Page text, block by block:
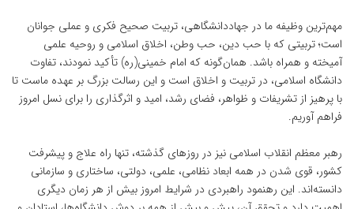
مهم‌ترین وظیفه ما در جهاددانشگاهی، تربیت صحیح فکری و عملی جوانان
است؛ تربیتی که با حب دین، حب وطن، اخلاق اسلامی و روحیه علمی
آمیخته و همراه باشد. همان‌گونه که امام خمینی(ره) تأکید نمودند، تفاوت
دانشگاه اسلامی، در تربیت و اخلاق است و این رسالت بزرگ بر عهده ماست تا
با پرهیز از تشریفات و ظواهر، فضای رشد، امید و اثرگذاری را برای نسل امروز
فراهم آوریم.
رهبر معظم انقلاب اسلامی نیز در روزهای گذشته، تنها راه علاج و پیشرفت
کشور، قوی شدن در همه ابعاد نظامی، علمی، دولتی، ساختاری و سازمانی
دانسته‌اند. این رهنمود راهبردی در شرایط امروز بیش از هر زمان دیگری